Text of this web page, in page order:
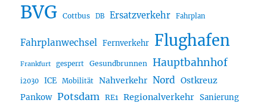
BVG Cottbus DB Ersatzverkehr Fahrplan
Fahrplanwechsel Fernverkehr Flughafen
Frankfurt gesperrt Gesundbrunnen Hauptbahnhof
i2030 ICE Mobilität Nahverkehr Nord Ostkreuz
Pankow Potsdam RE1 Regionalverkehr Sanierung